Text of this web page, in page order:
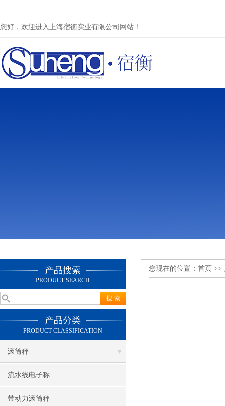
您好，欢迎进入上海宿衡实业有限公司网站！
产品搜索
PRODUCT SEARCH
产品分类
PRODUCT CLASSIFICATION
滚筒秤
流水线电子称
带动力滚筒秤
您现在的位置： 首页 >>